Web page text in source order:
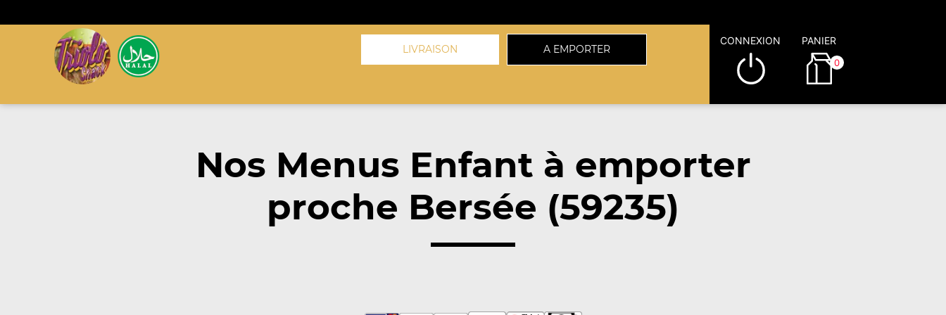
LIVRAISON A EMPORTER
CONNEXION PANIER
0
Nos Menus Enfant à emporter
proche Bersée (59235)